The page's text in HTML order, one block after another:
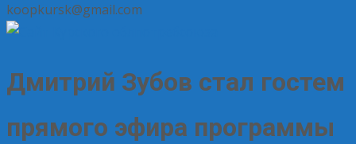
koopkursk@gmail.com
Дмитрий Зубов стал гостем
прямого эфира программы